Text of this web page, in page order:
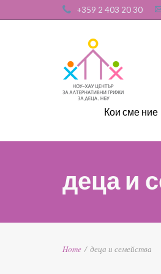
+359 2 403 20 30
Кои сме ние
деца и
Home / деца и семейства